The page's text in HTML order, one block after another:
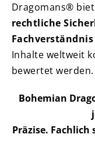
Dragomans®
rechtliche
Fachverständnis
Inhalte weltweit
bewertet werden.
Bohemian
Präzise. Fachlich